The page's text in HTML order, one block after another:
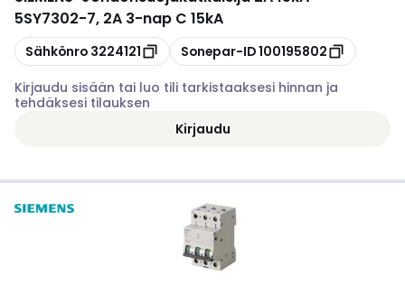
5SY7302-7, 2A 3-nap C 15kA
Kopioi
Sähkönro 3224121 Kopioi
Sonepar-ID100195802
Kirjaudu sisään tai luo tili tarkistaaksesi hinnan ja
tehdäksesi tilauksen
Kirjaudu